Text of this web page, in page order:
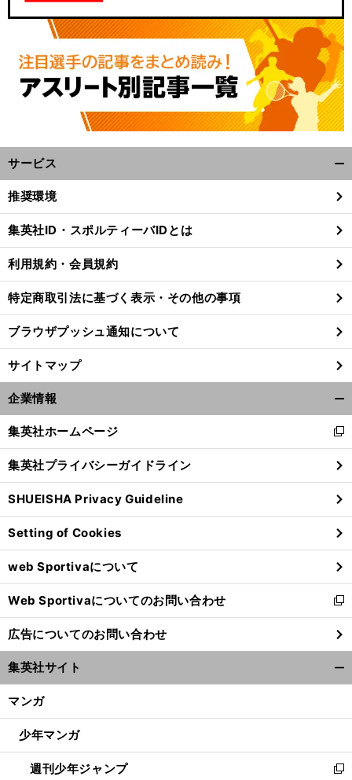
前
サービス
閉
る
推奨環境
集英社ID・スポルティーバIDとは
利用規約・会員規約
特定商取引法に基づく表示・その他の事項
ブラウザプッシュ通知について
サイトマップ
企業情報
閉
る
集英社ホームページ
新
し
い
ウ
ィ
ン
ド
ウ
で
開
く
集英社プライバシーガイドライン
SHUEISHA Privacy Guideline
Setting of Cookies
web Sportivaについて
Web Sportivaについてのお問い合わせ
新
し
い
ウ
ィ
ン
ウ
開
く
広告についてのお問い合わせ
集英社サイト
マンガ
少年マンガ
週刊少年ジャンプ
新